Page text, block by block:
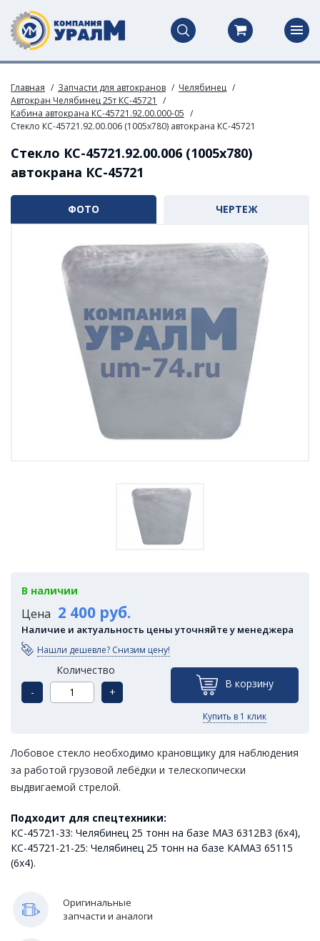
Главная Запчасти для автокранов
Челябинец
Автокран Челябинец 25т КС-45721
Кабина автокрана КС-45721.92.00.000-05
Стекло КС-45721.92.00.006 (1005х780) автокрана КС-45721
Стекло КС-45721.92.00.006 (1005х780)
автокрана КС-45721
ФОТО ЧЕРТЕЖ
В наличии
Цена 2 400 руб.
Наличие и актуальность цены уточняйте у менеджера
Нашли дешевле? Снизим цену!
Количество
-
+
В корзину
Купить в 1 клик
Лобовое стекло необходимо крановщику для наблюдения
за работой грузовой лебёдки и телескопически
выдвигаемой стрелой.
Подходит для спецтехники:
КС-45721-33: Челябинец 25 тонн на базе МАЗ 6312В3 (6х4),
КС-45721-21-25: Челябинец 25 тонн на базе КАМАЗ 65115
(6х4).
Оригинальные
запчасти и аналоги